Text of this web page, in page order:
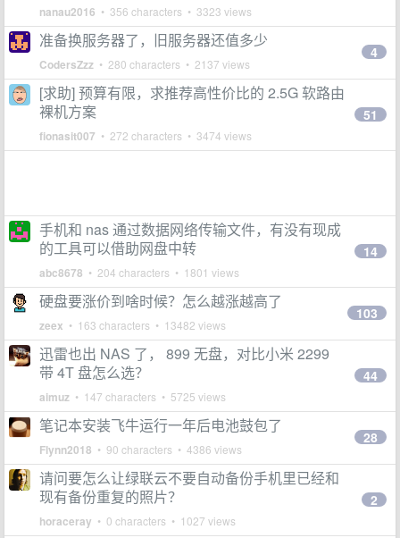
nanau2016 • 356 characters • 3323 views
准备换服务器了，旧服务器还值多少
CodersZzz • 280 characters • 2137 views
4
[求助] 预算有限，求推荐高性价比的 2.5G 软路由
裸机方案
fionasit007 • 272 characters • 3474 views
51
手机和 nas 通过数据网络传输文件，有没有现成
的工具可以借助网盘中转
abc8678 • 204 characters • 1801 views
14
硬盘要涨价到啥时候？怎么越涨越高了
zeex • 163 characters • 13482 views
103
迅雷也出 NAS 了， 899 无盘，对比小米 2299
带 4T 盘怎么选？
aimuz • 147 characters • 5725 views
44
笔记本安装飞牛运行一年后电池鼓包了
Flynn2018 • 90 characters • 4386 views
28
请问要怎么让绿联云不要自动备份手机里已经和
现有备份重复的照片？
horaceray • 0 characters • 1027 views
2